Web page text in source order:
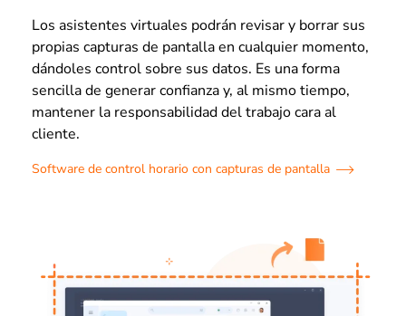
Los asistentes virtuales podrán revisar y borrar sus
propias capturas de pantalla en cualquier momento,
dándoles control sobre sus datos. Es una forma
sencilla de generar confianza y, al mismo tiempo,
mantener la responsabilidad del trabajo cara al
cliente.
Software de control horario con capturas de pantalla